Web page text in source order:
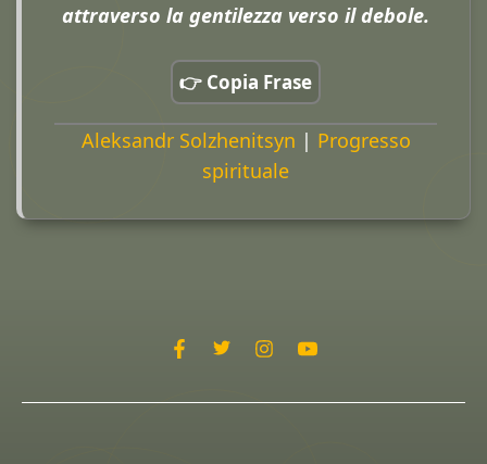
attraverso la gentilezza verso il debole.
👉 Copia Frase
Aleksandr Solzhenitsyn | Progresso
spirituale